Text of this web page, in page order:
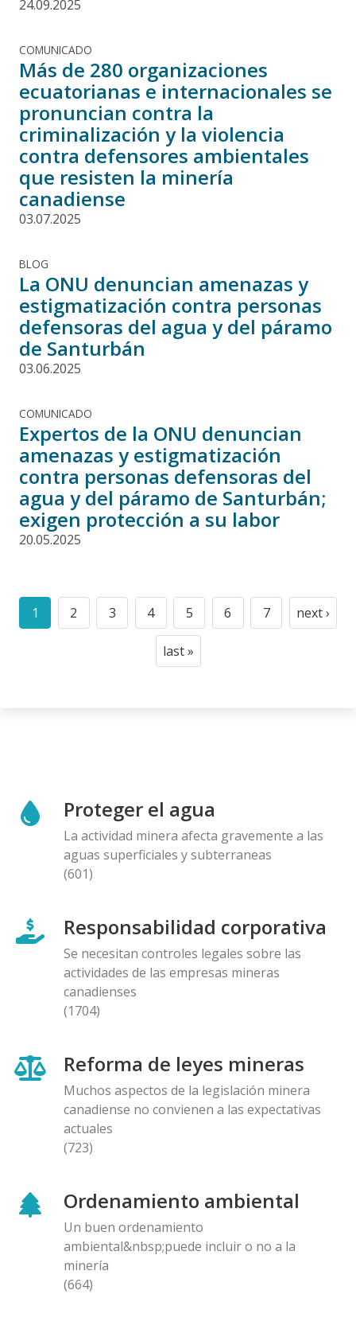
24.09.2025
COMUNICADO
Más de 280 organizaciones
ecuatorianas e internacionales se
pronuncian contra la
criminalización y la violencia
contra defensores ambientales
que resisten la minería
canadiense
03.07.2025
BLOG
La ONU denuncian amenazas y
estigmatización contra personas
defensoras del agua y del páramo
de Santurbán
03.06.2025
COMUNICADO
Expertos de la ONU denuncian
amenazas y estigmatización
contra personas defensoras del
agua y del páramo de Santurbán;
exigen protección a su labor
20.05.2025
Paginación
Current
1
Page
2
Page
3
Page
4
Page
5
Page
6
Page
7
Next
next ›
Last
last »
Proteger el agua
La actividad minera afecta gravemente a las
aguas superficiales y subterraneas
(601)
Responsabilidad corporativa
Se necesitan controles legales sobre las
actividades de las empresas mineras
canadienses
(1704)
Reforma de leyes mineras
Muchos aspectos de la legislación minera
canadiense no convienen a las expectativas
actuales
(723)
Ordenamiento ambiental
Un buen ordenamiento
ambiental&nbsp;puede incluir o no a la
minería
(664)